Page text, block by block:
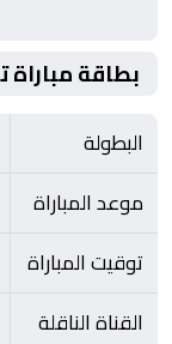
بطاقة مباراة
البطولة
موعد المباراة
توقيت المباراة
القناة الناقلة